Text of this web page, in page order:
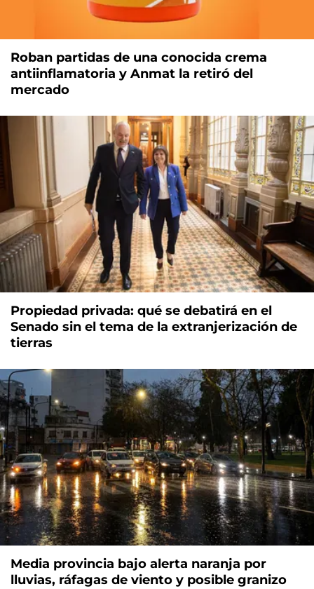
Roban partidas de una conocida crema
antiinflamatoria y Anmat la retiró del
mercado
Propiedad privada: qué se debatirá en el
Senado sin el tema de la extranjerización de
tierras
Media provincia bajo alerta naranja por
lluvias, ráfagas de viento y posible granizo